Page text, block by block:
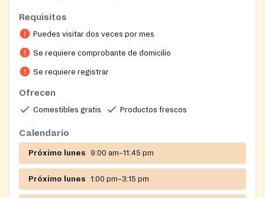
Requisitos
Puedes visitar dos veces por mes
Se requiere comprobante de domicilio
Se requiere registrar
Ofrecen
Comestibles gratis Productos frescos
Calendario
Próximo lunes 9:00 am–11:45 pm
Próximo lunes 1:00 pm–3:15 pm